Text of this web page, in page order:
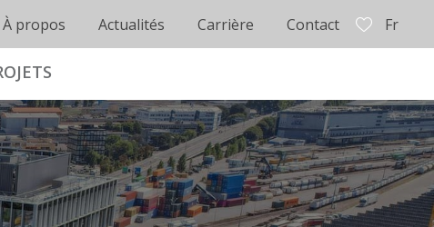
À propos Actualités Carrière Contact Fr